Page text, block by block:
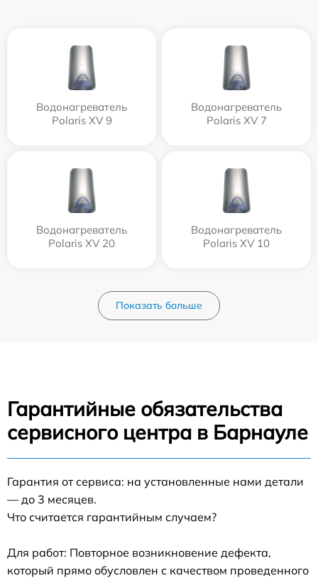
Водонагреватель
Polaris XV 9
Водонагреватель
Polaris XV 7
Водонагреватель
Polaris XV 20
Водонагреватель
Polaris XV 10
Показать больше
Гарантийные обязательства
сервисного центра в Барнауле
Гарантия от сервиса: на установленные нами детали
— до 3 месяцев.
Что считается гарантийным случаем?
Для работ: Повторное возникновение дефекта,
который прямо обусловлен с качеством проведенного